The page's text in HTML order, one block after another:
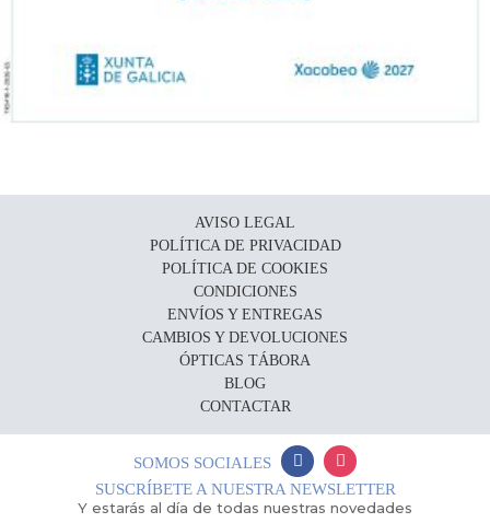
AVISO LEGAL
POLÍTICA DE PRIVACIDAD
POLÍTICA DE COOKIES
CONDICIONES
ENVÍOS Y ENTREGAS
CAMBIOS Y DEVOLUCIONES
ÓPTICAS TÁBORA
BLOG
CONTACTAR
SOMOS SOCIALES
SUSCRÍBETE A NUESTRA NEWSLETTER
Y estarás al día de todas nuestras novedades